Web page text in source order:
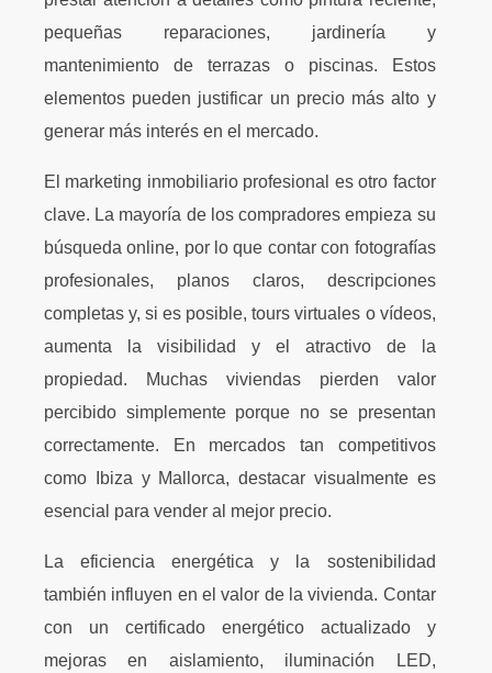
pequeñas reparaciones, jardinería y
mantenimiento de terrazas o piscinas. Estos
elementos pueden justificar un precio más alto y
generar más interés en el mercado.
El marketing inmobiliario profesional es otro factor
clave. La mayoría de los compradores empieza su
búsqueda online, por lo que contar con fotografías
profesionales, planos claros, descripciones
completas y, si es posible, tours virtuales o vídeos,
aumenta la visibilidad y el atractivo de la
propiedad. Muchas viviendas pierden valor
percibido simplemente porque no se presentan
correctamente. En mercados tan competitivos
como Ibiza y Mallorca, destacar visualmente es
esencial para vender al mejor precio.
La eficiencia energética y la sostenibilidad
también influyen en el valor de la vivienda. Contar
con un certificado energético actualizado y
mejoras en aislamiento, iluminación LED,